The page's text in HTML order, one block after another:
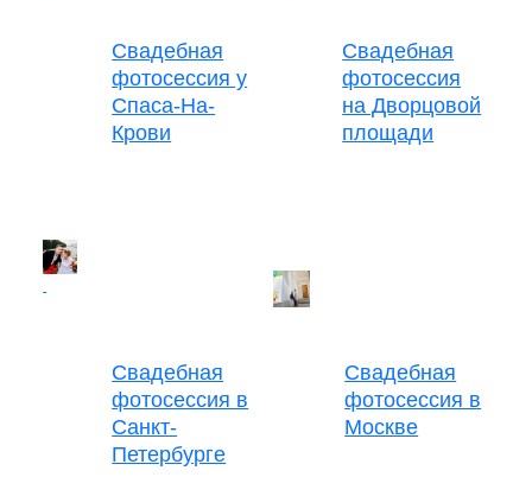
Свадебная
фотосессия у
Спаса-На-
Крови
Свадебная
фотосессия
на Дворцовой
площади
Свадебная
фотосессия в
Санкт-
Петербурге
Свадебная
фотосессия в
Москве